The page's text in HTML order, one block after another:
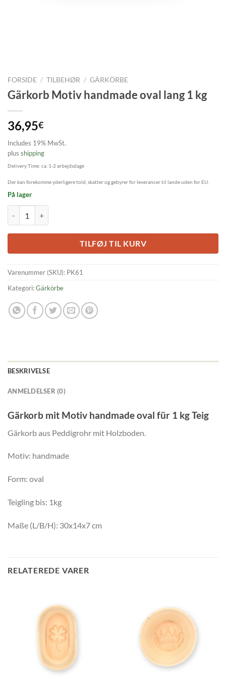
FORSIDE / TILBEHØR / GÄRKÖRBE
Gärkorb Motiv handmade oval lang 1 kg
36,95€
Includes 19% MwSt.
plus shipping
Delivery Time: ca. 1-2 arbejdsdage
Der kan forekomme yderligere told, skatter og gebyrer for leverancer til lande uden for EU.
På lager
TILFØJ TIL KURV
Varenummer (SKU): PK61
Kategori:Gärkörbe
BESKRIVELSE
ANMELDELSER (0)
Gärkorb mit Motiv handmade oval für 1 kg Teig
Gärkorb aus Peddigrohr mit Holzboden.
Motiv: handmade
Form: oval
Teigling bis: 1kg
Maße (L/B/H): 30x14x7 cm
RELATEREDE VARER